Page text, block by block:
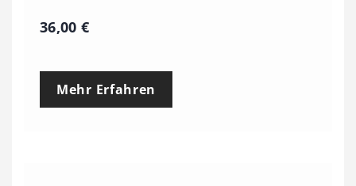
36,00€
Mehr Erfahren